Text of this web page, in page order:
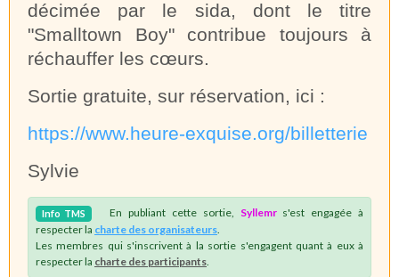
décimée par le sida, dont le titre
"Smalltown Boy" contribue toujours à
réchauffer les cœurs.
Sortie gratuite, sur réservation, ici :
https://www.heure-exquise.org/billetterie
Sylvie
Info TMS En publiant cette sortie, Syllemrs'est engagée à
respecter la charte des organisateurs
Les membres qui s'inscrivent à la sortie s'engagent quant à eux à
respecter la charte des participants